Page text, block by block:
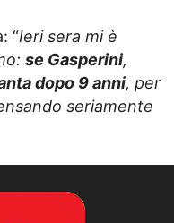
“Ieri sera mi è
se Gasperini,
dopo 9 anni, per
seriamente